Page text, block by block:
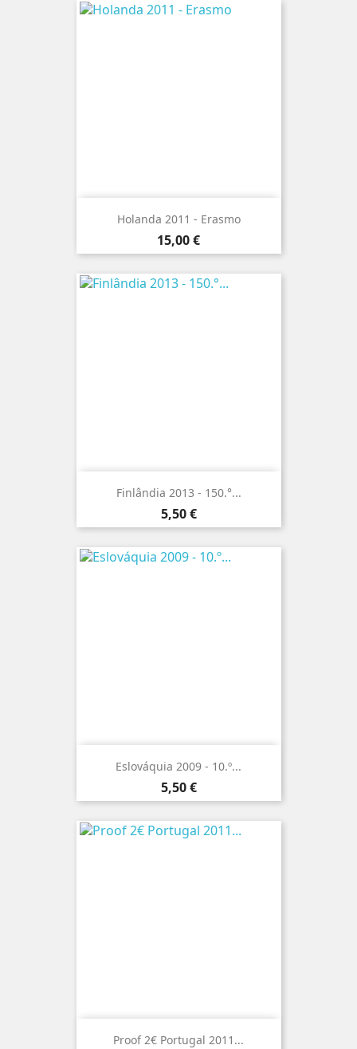
Holanda 2011 - Erasmo
Preço
15,00 €
Finlândia 2013 - 150.°...
Preço
5,50 €
Eslováquia 2009 - 10.º...
Preço
5,50 €
Proof 2€ Portugal 2011...